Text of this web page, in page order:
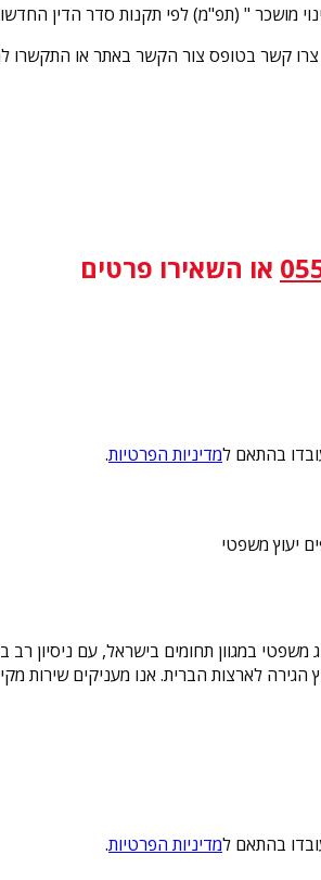
(תפ"מ) לפי תקנות סדר הדין החדשות ובאמצעותו ניתן
צרו קשר בטופס צור הקשר באתר או
או השאירו פרטים
בהתאם למדיניות הפרטיות.
יעוץ משפטי
משפטי במגוון תחומים בישראל, עם
הגירה לארצות הברית. אנו מעניקים
בהתאם למדיניות הפרטיות.